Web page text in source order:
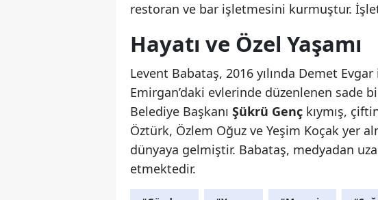
restoran ve bar işletmesini kurmuştur.
Hayatı ve Özel Yaşamı
Levent Babataş, 2016 yılında Demet
Emirgan’daki evlerinde düzenlenen sade
Belediye Başkanı Şükrü Genç kıymış,
Öztürk, Özlem Oğuz ve Yeşim Koçak yer
dünyaya gelmiştir. Babataş, medyadan
etmektedir.